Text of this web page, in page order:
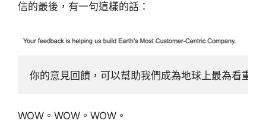
信的最後，有一句這樣的話：
你的意見回饋，可以幫助我們成為地球上最為看重顧
WOW。WOW。WOW。